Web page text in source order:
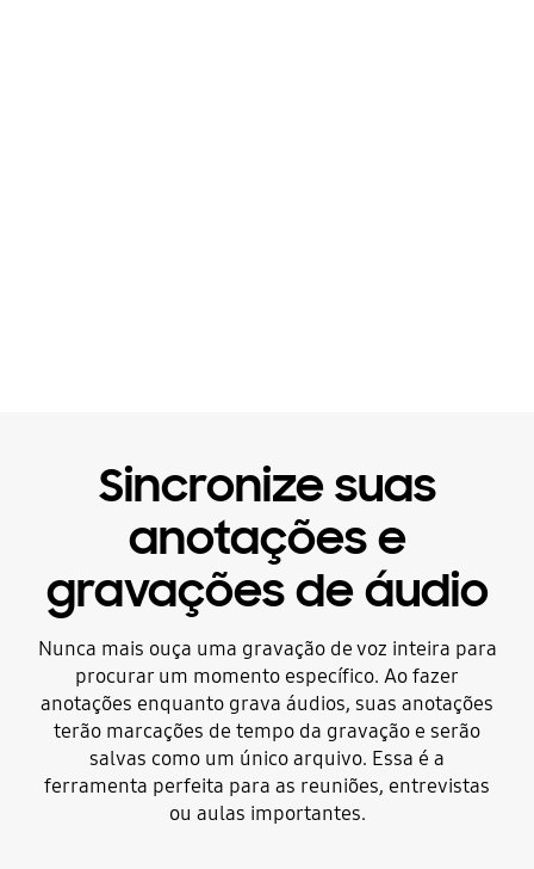
Sincronize suas
anotações e
gravações de áudio
Nunca mais ouça uma gravação de voz inteira para
procurar um momento específico. Ao fazer
anotações enquanto grava áudios, suas anotações
terão marcações de tempo da gravação e serão
salvas como um único arquivo. Essa é a
ferramenta perfeita para as reuniões, entrevistas
ou aulas importantes.